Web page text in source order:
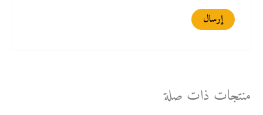
منتجات ذات صلة